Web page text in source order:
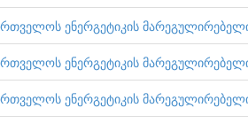
ენერგეტიკის
ენერგეტიკის
ენერგეტიკის